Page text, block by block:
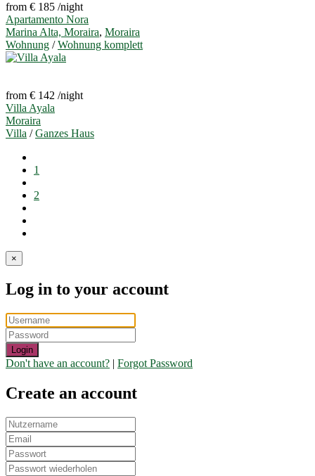
from € 185 /night
Apartamento Nora
Marina Alta, Moraira, Moraira
Wohnung /Wohnung komplett
from € 142 /night
Villa Ayala
Moraira
Villa /Ganzes Haus
1
2
×
Log in to your account
Login
Don't have an account? | Forgot Password
Create an account